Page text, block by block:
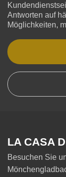
Antworten auf
Möglichkeiten,
LA CASA
Besuchen Sie